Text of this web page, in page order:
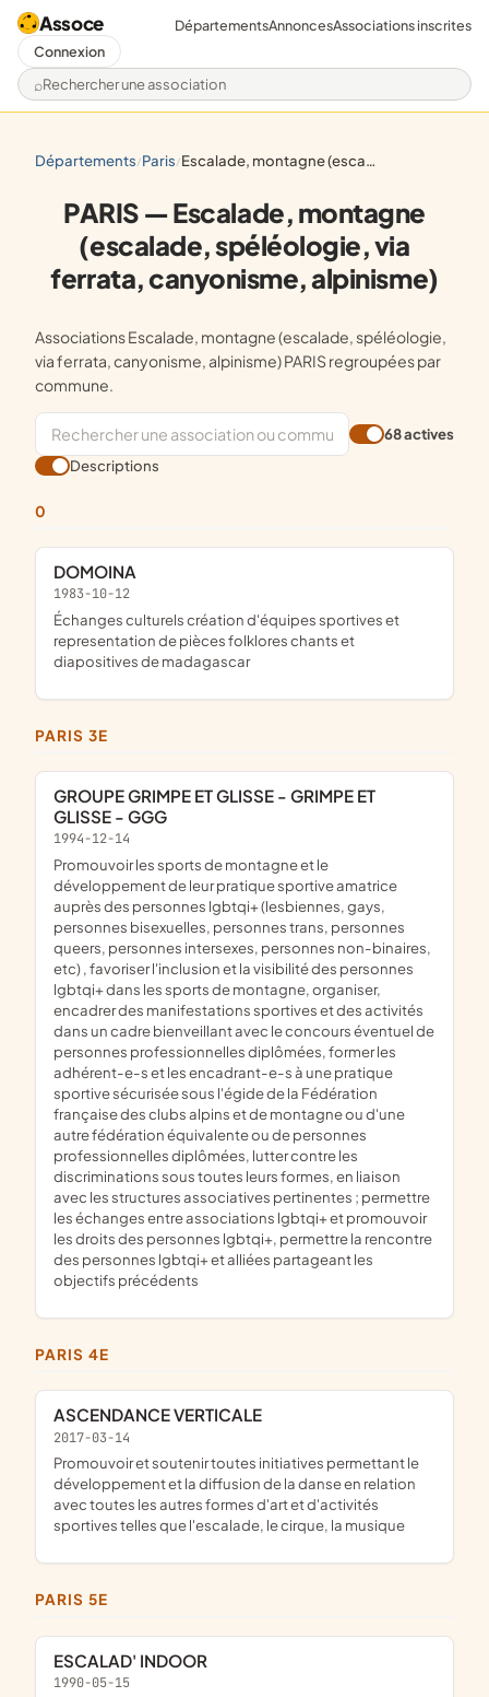
Assoce
Rechercher une association
DépartementsAnnoncesAssociations inscrites
Connexion
départements/ paris/ escalade, montagne (escalade, spéléologie, via ferrata, canyonisme, alpinisme)
PARIS — Escalade, montagne
(escalade, spéléologie, via
ferrata, canyonisme, alpinisme)
Associations Escalade, montagne (escalade, spéléologie,
via ferrata, canyonisme, alpinisme) PARIS regroupées par
commune.
68 actives
Descriptions
0
DOMOINA
1983-10-12
échanges culturels création d'équipes sportives et
representation de pièces folklores chants et
diapositives de madagascar
PARIS 3E
GROUPE GRIMPE ET GLISSE - GRIMPE ET
GLISSE - GGG
1994-12-14
promouvoir les sports de montagne et le
développement de leur pratique sportive amatrice
auprès des personnes lgbtqi+ (lesbiennes, gays,
personnes bisexuelles, personnes trans, personnes
queers, personnes intersexes, personnes non-binaires,
etc) , favoriser l'inclusion et la visibilité des personnes
lgbtqi+ dans les sports de montagne, organiser,
encadrer des manifestations sportives et des activités
dans un cadre bienveillant avec le concours éventuel de
personnes professionnelles diplômées, former les
adhérent-e-s et les encadrant-e-s à une pratique
sportive sécurisée sous l'égide de la Fédération
française des clubs alpins et de montagne ou d'une
autre fédération équivalente ou de personnes
professionnelles diplômées, lutter contre les
discriminations sous toutes leurs formes, en liaison
avec les structures associatives pertinentes ; permettre
les échanges entre associations lgbtqi+ et promouvoir
les droits des personnes lgbtqi+, permettre la rencontre
des personnes lgbtqi+ et alliées partageant les
objectifs précédents
PARIS 4E
ASCENDANCE VERTICALE
2017-03-14
promouvoir et soutenir toutes initiatives permettant le
développement et la diffusion de la danse en relation
avec toutes les autres formes d'art et d'activités
sportives telles que l'escalade, le cirque, la musique
PARIS 5E
ESCALAD' INDOOR
1990-05-15